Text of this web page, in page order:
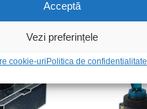
Acceptă
Vezi preferințele
cookie-uri Politica de confidentialitate